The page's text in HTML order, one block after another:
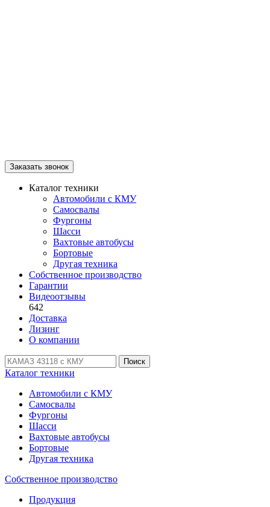
Заказать звонок
Каталог техники
Автомобили с КМУ
Самосвалы
Фургоны
Шасси
Вахтовые автобусы
Бортовые
Другая техника
Собственное производство
Гарантии
Видеоотзывы
642
Доставка
Лизинг
О компании
Поиск
Каталог техники
Автомобили с КМУ
Самосвалы
Фургоны
Шасси
Вахтовые автобусы
Бортовые
Другая техника
Собственное производство
Продукция